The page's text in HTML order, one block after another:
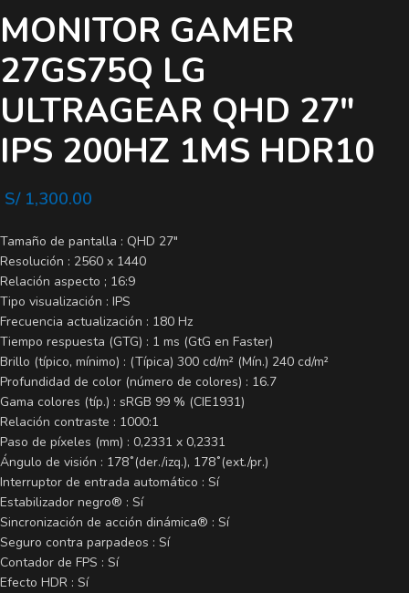
MONITOR GAMER
27GS75Q LG
ULTRAGEAR QHD 27″
IPS 200HZ 1MS HDR10
S/1,300.00
Tamaño de pantalla : QHD 27″
Resolución : 2560 x 1440
Relación aspecto ; 16:9
Tipo visualización : IPS
Frecuencia actualización : 180 Hz
Tiempo respuesta (GTG) : 1 ms (GtG en Faster)
Brillo (típico, mínimo) : (Típica) 300 cd/m² (Mín.) 240 cd/m²
Profundidad de color (número de colores) : 16.7
Gama colores (típ.) : sRGB 99 % (CIE1931)
Relación contraste : 1000:1
Paso de píxeles (mm) : 0,2331 x 0,2331
Ángulo de visión : 178˚(der./izq.), 178˚(ext./pr.)
Interruptor de entrada automático : Sí
Estabilizador negro® : Sí
Sincronización de acción dinámica® : Sí
Seguro contra parpadeos : Sí
Contador de FPS : Sí
Efecto HDR : Sí